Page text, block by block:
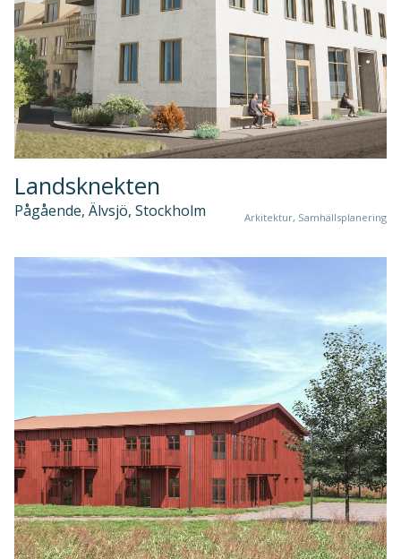
Landsknekten
Pågående, Älvsjö, Stockholm Arkitektur, Samhällsplanering